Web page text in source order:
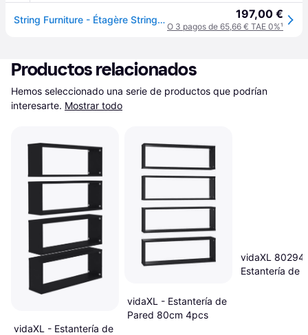
String Furniture - Étagère String Pocket - Bois naturel - Aggloméré plaqué - Designer Nils Strinning 197,00 €
O 3 pagos de 65,66 € TAE 0%¹
Productos relacionados
Hemos seleccionado una serie de productos que podrían
interesarte. Mostrar todo
vidaXL - Estantería de
vidaXL - Estantería de
Pared 80cm 4pcs
vidaXL
Estantería de